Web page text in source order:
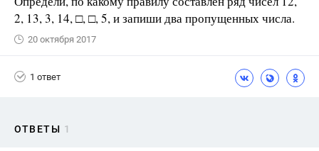
2, 13, 3, 14, □, □, 5, и запиши два пропущенных числа.
20 октября 2017
1 ответ
ОТВЕТЫ 1